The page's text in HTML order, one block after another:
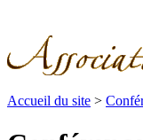
Accueil du site >